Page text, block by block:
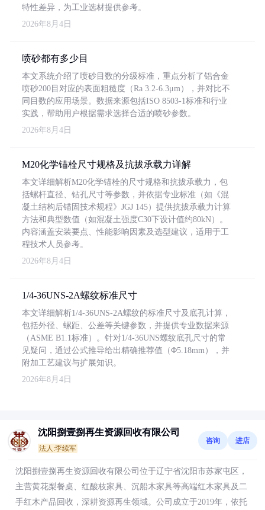
特性差异，为工业选材提供参考。
2026年8月4日
喷砂都有多少目
本文系统介绍了喷砂目数的分级标准，重点分析了铝合金
喷砂200目对应的表面粗糙度（Ra 3.2-6.3μm），并对比不
同目数的应用场景。数据来源包括ISO 8503-1标准和行业
实践，帮助用户根据需求选择合适的喷砂参数。
2026年8月4日
M20化学锚栓尺寸规格及抗拔承载力详解
本文详细解析M20化学锚栓的尺寸规格和抗拔承载力，包
括螺杆直径、钻孔尺寸等参数，并依据专业标准（如《混
凝土结构后锚固技术规程》JGJ 145）提供抗拔承载力计算
方法和典型数值（如混凝土强度C30下设计值约80kN）。
内容涵盖安装要点、性能影响因素及选型建议，适用于工
程技术人员参考。
2026年8月4日
1/4-36UNS-2A螺纹标准尺寸
本文详细解析1/4-36UNS-2A螺纹的标准尺寸及底孔计算，
包括外径、螺距、公差等关键参数，并提供专业数据来源
（ASME B1.1标准）。针对1/4-36UNS螺纹底孔尺寸的常
见疑问，通过公式推导给出精确推荐值（Φ5.18mm），并
附加工艺建议与扩展知识。
2026年8月4日
沈阳捌壹捌再生资源回收有限公司
法人:李续军
咨询 进店
沈阳捌壹捌再生资源回收有限公司位于辽宁省沈阳市苏家屯区，
主营黄花梨餐桌、红酸枝家具、沉船木家具等高端红木家具及二
手红木产品回收，深耕资源再生领域。公司成立于2019年，依托